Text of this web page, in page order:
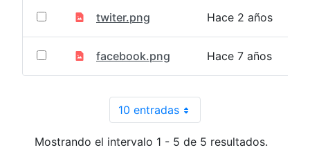
twiter.png Hace 2 años
facebook.png Hace 7 años
10 entradasPor página
Mostrando el intervalo 1 - 5 de 5 resultados.